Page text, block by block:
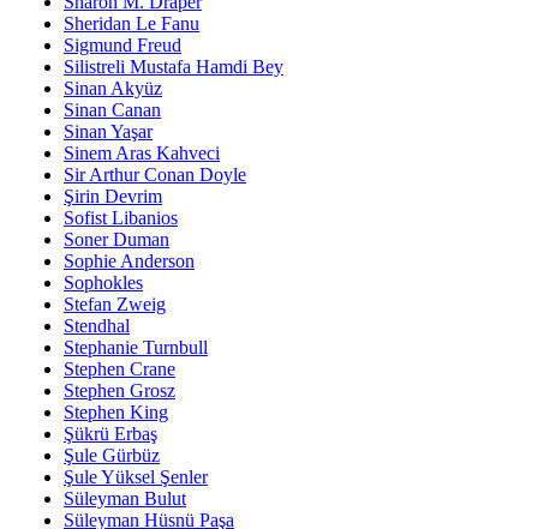
Sheridan Le Fanu
Sigmund Freud
Silistreli Mustafa Hamdi Bey
Sinan Akyüz
Sinan Canan
Sinan Yaşar
Sinem Aras Kahveci
Sir Arthur Conan Doyle
Şirin Devrim
Sofist Libanios
Soner Duman
Sophie Anderson
Sophokles
Stefan Zweig
Stendhal
Stephanie Turnbull
Stephen Crane
Stephen Grosz
Stephen King
Şükrü Erbaş
Şule Gürbüz
Şule Yüksel Şenler
Süleyman Bulut
Süleyman Hüsnü Paşa